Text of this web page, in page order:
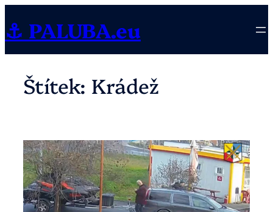
na
obsah
⚓ PALUBA.eu
Štítek: Krádež